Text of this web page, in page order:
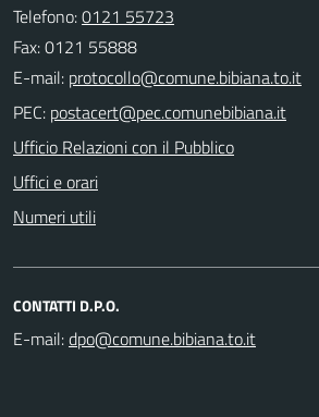
Telefono:0121 55723
Fax: 0121 55888
E-mail:
PEC:
Ufficio Relazioni con il Pubblico
Uffici e orari
Numeri utili
CONTATTI D.P.O.
E-mail: